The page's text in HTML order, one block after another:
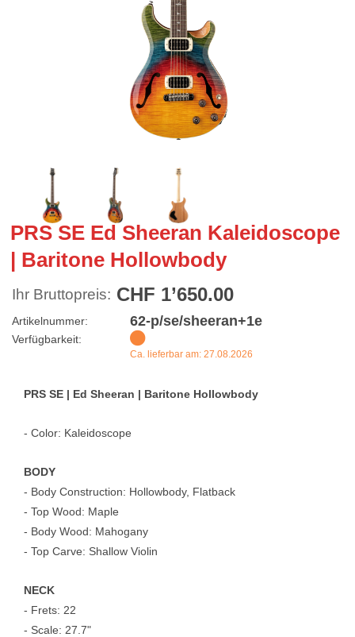
PRS SE Ed Sheeran Kaleidoscope
| Baritone Hollowbody
Ihr Bruttopreis: CHF 1’650.00
Artikelnummer: 62-p/se/sheeran+1e
Verfügbarkeit:
Ca. lieferbar am: 27.08.2026
PRS SE | Ed Sheeran | Baritone Hollowbody
- Color: Kaleidoscope
BODY
- Body Construction: Hollowbody, Flatback
- Top Wood: Maple
- Body Wood: Mahogany
- Top Carve: Shallow Violin
NECK
- Frets: 22
- Scale: 27.7"